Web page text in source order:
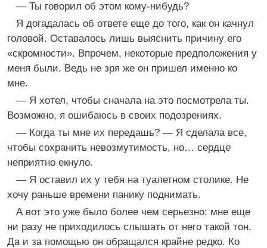
— Ты говорил об этом кому-нибудь?
Я догадалась об ответе еще до того, как он качнул
головой. Оставалось лишь выяснить причину его
«скромности». Впрочем, некоторые предположения у
меня были. Ведь не зря же он пришел именно ко
мне.
— Я хотел, чтобы сначала на это посмотрела ты.
Возможно, я ошибаюсь в своих подозрениях.
— Когда ты мне их передашь? — Я сделала все,
чтобы сохранить невозмутимость, но… сердце
неприятно екнуло.
— Я оставил их у тебя на туалетном столике. Не
хочу раньше времени панику поднимать.
А вот это уже было более чем серьезно: мне еще
ни разу не приходилось слышать от него такой тон.
Да и за помощью он обращался крайне редко. Ко